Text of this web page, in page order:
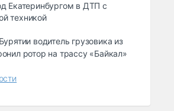
Екатеринбургом в ДТП с
техникой
водитель грузовика из
ротор на трассу «Байкал»